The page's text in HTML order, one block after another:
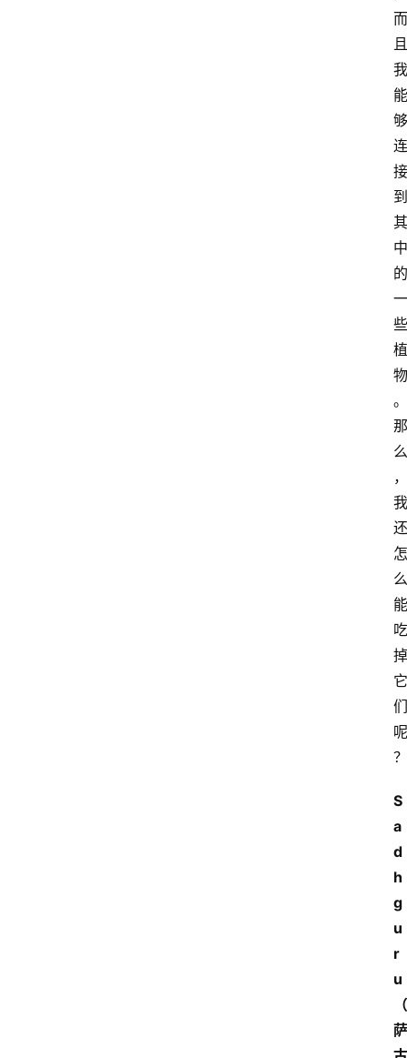
而
且
我
能
够
连
接
到
其
中
的
一
些
植
物
。
那
么
，
我
还
怎
么
能
吃
掉
它
们
呢
？
S
a
d
h
g
u
r
u
（
萨